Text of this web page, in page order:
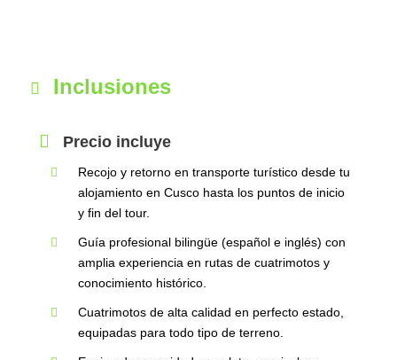
Inclusiones
Precio incluye
Recojo y retorno en transporte turístico desde tu
alojamiento en Cusco hasta los puntos de inicio
y fin del tour.
Guía profesional bilingüe (español e inglés) con
amplia experiencia en rutas de cuatrimotos y
conocimiento histórico.
Cuatrimotos de alta calidad en perfecto estado,
equipadas para todo tipo de terreno.